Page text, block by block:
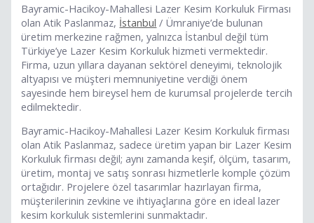
Bayramic-Hacikoy-Mahallesi Lazer Kesim Korkuluk Firması
olan Atik Paslanmaz, İstanbul / Ümraniye’de bulunan
üretim merkezine rağmen, yalnızca İstanbul değil tüm
Türkiye’ye Lazer Kesim Korkuluk hizmeti vermektedir.
Firma, uzun yıllara dayanan sektörel deneyimi, teknolojik
altyapısı ve müşteri memnuniyetine verdiği önem
sayesinde hem bireysel hem de kurumsal projelerde tercih
edilmektedir.
Bayramic-Hacikoy-Mahallesi Lazer Kesim Korkuluk firması
olan Atik Paslanmaz, sadece üretim yapan bir Lazer Kesim
Korkuluk firması değil; aynı zamanda keşif, ölçüm, tasarım,
üretim, montaj ve satış sonrası hizmetlerle komple çözüm
ortağıdır. Projelere özel tasarımlar hazırlayan firma,
müşterilerinin zevkine ve ihtiyaçlarına göre en ideal lazer
kesim korkuluk sistemlerini sunmaktadır.